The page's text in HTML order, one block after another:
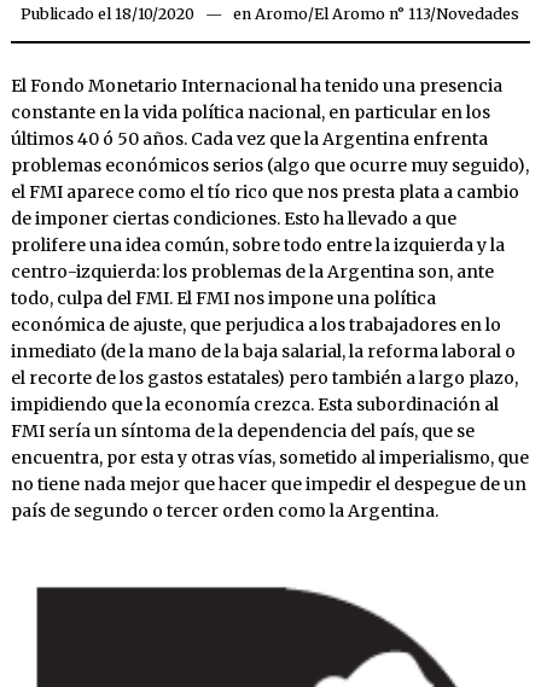
Publicado el 18/10/2020 17/10/2020
en Aromo/El Aromo n° 113/Novedades
El Fondo Monetario Internacional ha tenido una presencia
constante en la vida política nacional, en particular en los
últimos 40 ó 50 años. Cada vez que la Argentina enfrenta
problemas económicos serios (algo que ocurre muy seguido),
el FMI aparece como el tío rico que nos presta plata a cambio
de imponer ciertas condiciones. Esto ha llevado a que
prolifere una idea común, sobre todo entre la izquierda y la
centro-izquierda: los problemas de la Argentina son, ante
todo, culpa del FMI. El FMI nos impone una política
económica de ajuste, que perjudica a los trabajadores en lo
inmediato (de la mano de la baja salarial, la reforma laboral o
el recorte de los gastos estatales) pero también a largo plazo,
impidiendo que la economía crezca. Esta subordinación al
FMI sería un síntoma de la dependencia del país, que se
encuentra, por esta y otras vías, sometido al imperialismo, que
no tiene nada mejor que hacer que impedir el despegue de un
país de segundo o tercer orden como la Argentina.